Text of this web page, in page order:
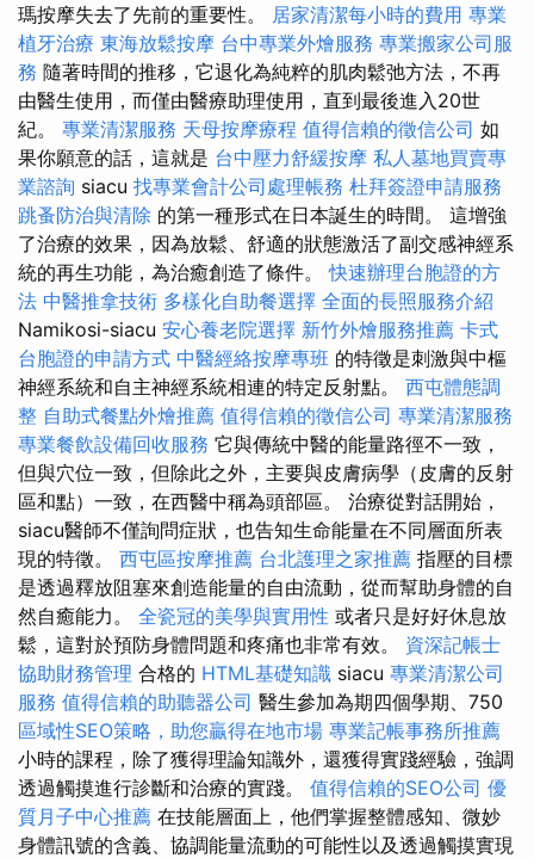
瑪按摩失去了先前的重要性。 居家清潔每小時的費用 專業
植牙治療 東海放鬆按摩 台中專業外燴服務 專業搬家公司服
務 隨著時間的推移，它退化為純粹的肌肉鬆弛方法，不再
由醫生使用，而僅由醫療助理使用，直到最後進入20世
紀。 專業清潔服務 天母按摩療程 值得信賴的徵信公司 如
果你願意的話，這就是 台中壓力舒緩按摩 私人墓地買賣專
業諮詢 siacu 找專業會計公司處理帳務 杜拜簽證申請服務
跳蚤防治與清除 的第一種形式在日本誕生的時間。 這增強
了治療的效果，因為放鬆、舒適的狀態激活了副交感神經系
統的再生功能，為治癒創造了條件。快速辦理台胞證的方
法 中醫推拿技術 多樣化自助餐選擇 全面的長照服務介紹
Namikosi-siacu 安心養老院選擇 新竹外燴服務推薦 卡式
台胞證的申請方式 中醫經絡按摩專班 的特徵是刺激與中樞
神經系統和自主神經系統相連的特定反射點。 西屯體態調
整 自助式餐點外燴推薦 值得信賴的徵信公司 專業清潔服務
專業餐飲設備回收服務 它與傳統中醫的能量路徑不一致，
但與穴位一致，但除此之外，主要與皮膚病學（皮膚的反射
區和點）一致，在西醫中稱為頭部區。 治療從對話開始，
siacu醫師不僅詢問症狀，也告知生命能量在不同層面所表
現的特徵。 西屯區按摩推薦 台北護理之家推薦 指壓的目標
是透過釋放阻塞來創造能量的自由流動，從而幫助身體的自
然自癒能力。 全瓷冠的美學與實用性 或者只是好好休息放
鬆，這對於預防身體問題和疼痛也非常有效。 資深記帳士
協助財務管理 合格的 HTML基礎知識 siacu 專業清潔公司
服務 值得信賴的助聽器公司 醫生參加為期四個學期、750
區域性SEO策略，助您贏得在地市場 專業記帳事務所推薦
小時的課程，除了獲得理論知識外，還獲得實踐經驗，強調
透過觸摸進行診斷和治療的實踐。 值得信賴的SEO公司 優
質月子中心推薦 在技​​能層面上，他們掌握整體感知、微妙
身體訊號的含義、協調能量流動的可能性以及透過觸摸實現